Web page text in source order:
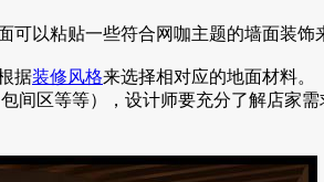
以粘贴一些符合网咖主题的墙面装饰
据装修风格来选择相对应的地面材料。
区等等），设计师要充分了解店家